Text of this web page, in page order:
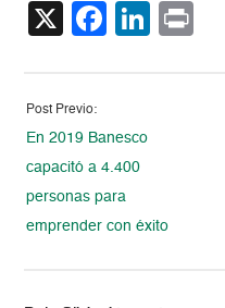
X
Post Previo:
En 2019 Banesco
capacitó a 4.400
personas para
emprender con éxito